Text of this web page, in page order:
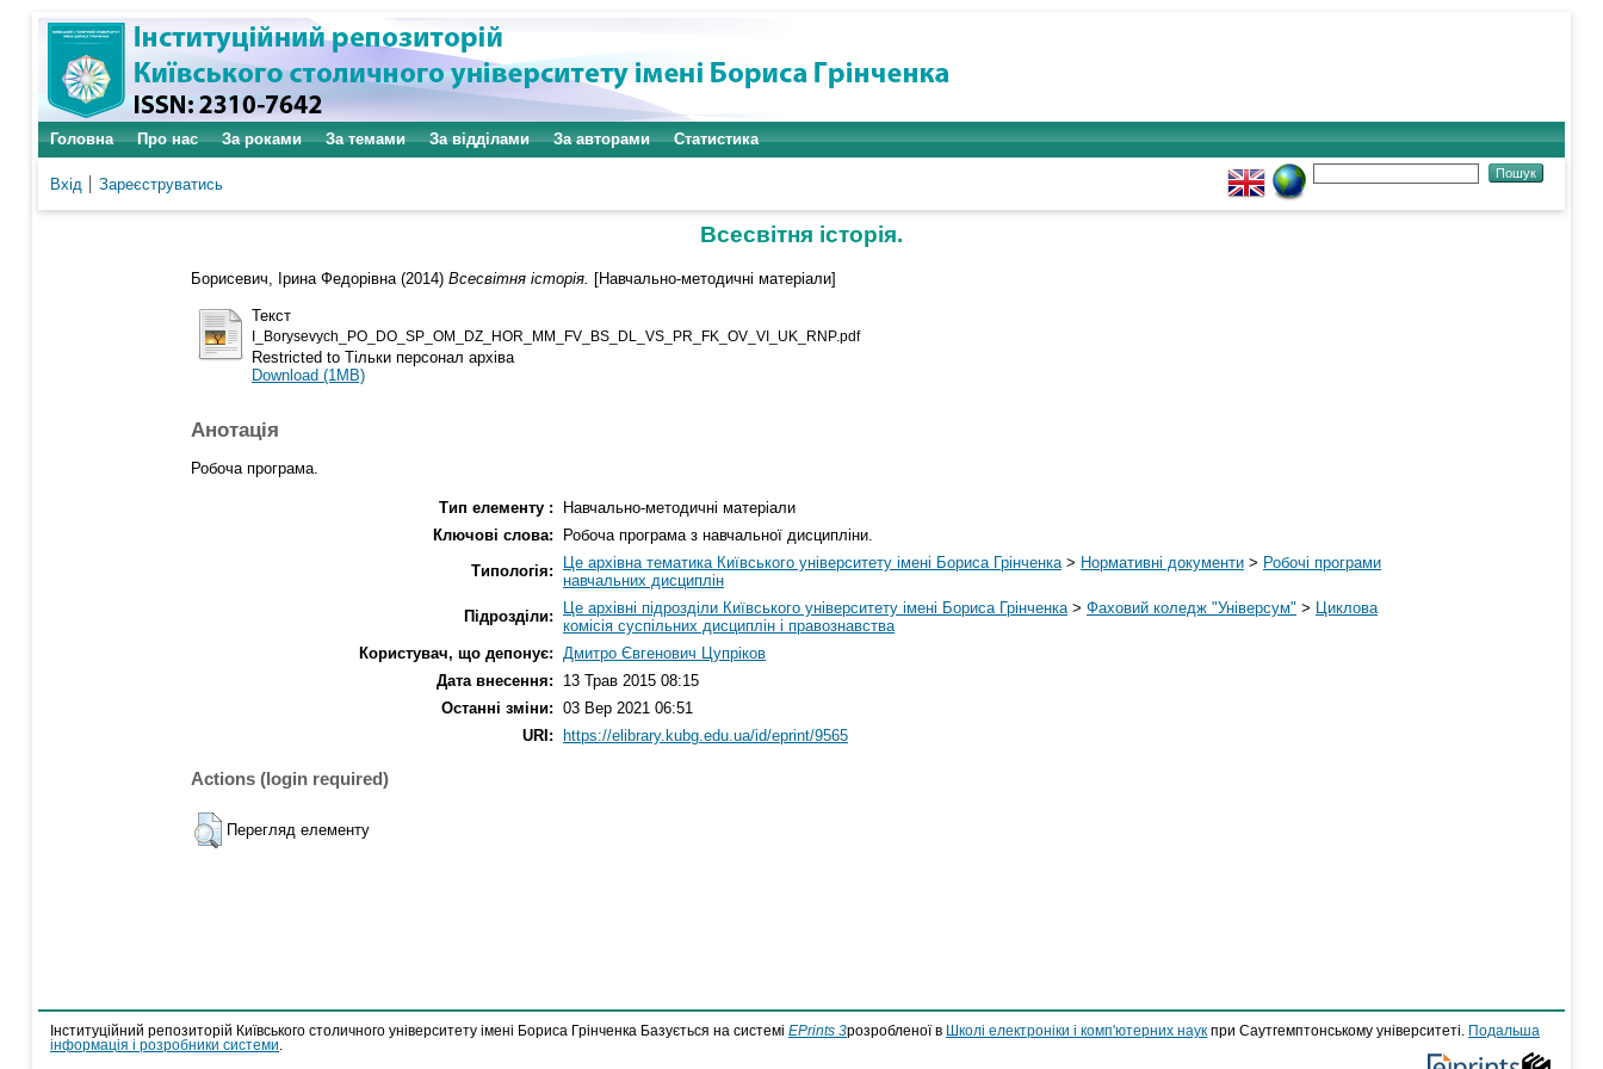
Головна Про нас За роками За темами За відділами За авторами Статистика
Вхід Зареєструватись
Всесвітня історія.
Борисевич, Ірина Федорівна (2014) Всесвітня історія. [Навчально-методичні матеріали]
Текст
I_Borysevych_PO_DO_SP_OM_DZ_HOR_MM_FV_BS_DL_VS_PR_FK_OV_VI_UK_RNP.pdf
Restricted to Тільки персонал архіва
Download (1MB)
Анотація
Робоча програма.
Тип елементу :
Навчально-методичні матеріали
Ключові слова:
Робоча програма з навчальної дисципліни.
Типологія:
Це архівна тематика Київського університету імені Бориса Грінченка > Нормативні документи > Робочі програми
навчальних дисциплін
Підрозділи:
Це архівні підрозділи Київського університету імені Бориса Грінченка > Фаховий коледж "Універсум" >
Циклова
комісія суспільних дисциплін і правознавства
Користувач, що депонує:
Дмитро Євгенович Цупріков
Дата внесення:
13 Трав 2015 08:15
Останні зміни: 03 Вер 2021 06:51
URI:
https://elibrary.kubg.edu.ua/id/eprint/9565
Actions (login required)
Перегляд елементу
Інституційний репозиторій Київського столичного університету імені Бориса Грінченка Базується на системі EPrints 3розробленої в Школі електроніки і комп'ютерних наук при Саутгемптонському університеті.
Подальша
інформація і розробники системи